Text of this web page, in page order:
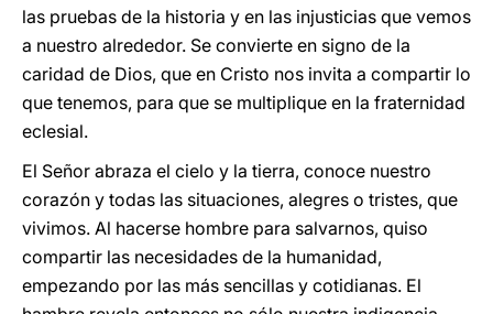
las pruebas de la historia y en las injusticias que vemos
a nuestro alrededor. Se convierte en signo de la
caridad de Dios, que en Cristo nos invita a compartir lo
que tenemos, para que se multiplique en la fraternidad
eclesial.
El Señor abraza el cielo y la tierra, conoce nuestro
corazón y todas las situaciones, alegres o tristes, que
vivimos. Al hacerse hombre para salvarnos, quiso
compartir las necesidades de la humanidad,
empezando por las más sencillas y cotidianas. El